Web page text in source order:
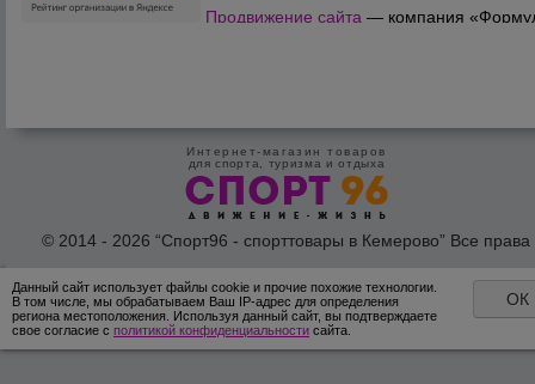
Продвижение сайта — компания
Интернет-магазин товаров
для спорта, туризма и отдыха
© 2014 - 2026 “Спорт96 - спорттовары в Кемерово” Все права
Данный сайт использует файлы cookie и прочие похожие технологии.
В том числе, мы обрабатываем Ваш IP-адрес для определения
региона местоположения. Используя данный сайт, вы подтверждаете
свое согласие с политикой конфиденциальности сайта.
ОК